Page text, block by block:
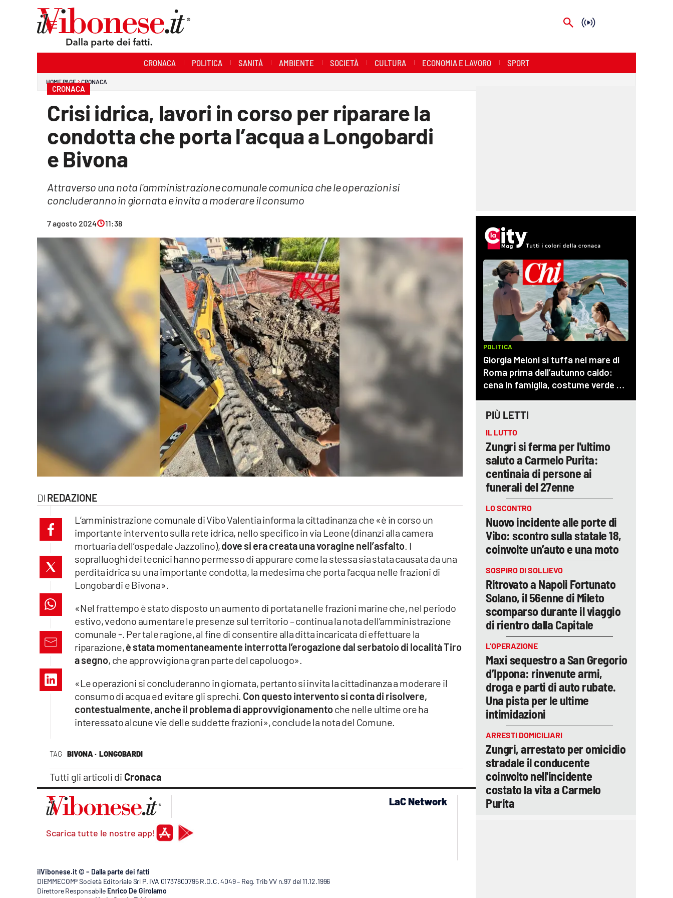
Streaming
ilvibonese.it
catanzarochannel.it
lacapitalenews.it
CRONACA POLITICA SANITÀ AMBIENTE SOCIETÀ CULTURA ECONOMIA E LAVORO SPORT
HOME PAGE CRONACA
CRONACA
Crisi idrica, lavori in corso per riparare la
condotta che porta l’acqua a Longobardi
e Bivona
Attraverso una nota l'amministrazione comunale comunica che le operazioni si
concluderanno in giornata e invita a moderare il consumo
7 agosto 2024 11:38
REDAZIONE
TAG BIVONA · LONGOBARDI
Tutti gli articoli di Cronaca
L’amministrazione comunale di Vibo Valentia informa la cittadinanza che «è in corso un
importante intervento sulla rete idrica, nello specifico in via Leone (dinanzi alla camera
mortuaria dell’ospedale Jazzolino),dove si era creata una voragine nell’asfalto. I
sopralluoghi dei tecnici hanno permesso di appurare come la stessa sia stata causata da una
perdita idrica su una importante condotta, la medesima che porta l’acqua nelle frazioni di
Longobardi e Bivona».
«Nel frattempo è stato disposto un aumento di portata nelle frazioni marine che, nel periodo
estivo, vedono aumentare le presenze sul territorio – continua la nota dell’amministrazione
comunale -. Per tale ragione, al fine di consentire alla ditta incaricata di effettuare la
riparazione,è stata momentaneamente interrotta l’erogazione dal serbatoio di località Tiro
a segno, che approvvigiona gran parte del capoluogo».
«Le operazioni si concluderanno in giornata, pertanto si invita la cittadinanza a moderare il
consumo di acqua ed evitare gli sprechi. Con questo intervento si conta di risolvere,
contestualmente, anche il problema di approvvigionamentoche nelle ultime ore ha
interessato alcune vie delle suddette frazioni», conclude la nota del Comune.
PIÙ LETTI
IL LUTTO
Zungri si ferma per l'ultimo
saluto a Carmelo Purita:
centinaia di persone ai
funerali del 27enne
LO SCONTRO
Nuovo incidente alle porte di
Vibo: scontro sulla statale 18,
coinvolte un’auto e una moto
SOSPIRO DI SOLLIEVO
Ritrovato a Napoli Fortunato
Solano, il 56enne di Mileto
scomparso durante il viaggio
di rientro dalla Capitale
L’OPERAZIONE
Maxi sequestro a San Gregorio
d’Ippona: rinvenute armi,
droga e parti di auto rubate.
Una pista per le ultime
intimidazioni
ARRESTI DOMICILIARI
Zungri, arrestato per omicidio
stradale il conducente
coinvolto nell'incidente
costato la vita a Carmelo
Purita
Scarica tutte le nostre app!
LaC Network
lacplay.it
ilVibonese.it © – Dalla parte dei fatti
DIEMMECOM® Società Editoriale Srl P. IVA 01737800795 R.O.C. 4049 – Reg. Trib VV n.97 del 11.12.1996
Direttore Responsabile Enrico De Girolamo